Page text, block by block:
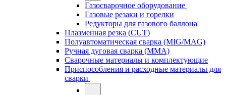
Газосварочное оборудование
Газовые резаки и горелки
Редукторы для газового баллона
Плазменная резка (CUT)
Полуавтоматическая сварка (MIG/MAG)
Ручная дуговая сварка (MMA)
Сварочные материалы и комплектующие
Приспособления и расходные материалы для
сварки